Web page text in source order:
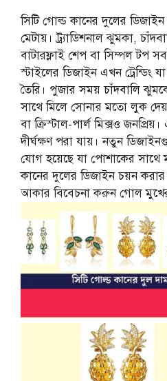
সিটি গোল্ড কানের দুলের
মেটায়। ট্র্যাডিশনাল ঝুমকা,
বাটারফ্লাই শেপ বা সিম্পল টপ
স্টাইলের ডিজাইন এখন ট্রেন্ডিং
তৈরি। পুজার সময় চাঁদবালি
সাথে মিলে সোনার মতো লুক
বা ক্রিস্টাল-পার্ল মিক্সও
দীর্ঘক্ষণ পরা যায়। নতুন
যোগ হয়েছে যা পোশাকের সাথে
কানের দুলের ডিজাইন চয়ন
আকার বিবেচনা করুন গোল